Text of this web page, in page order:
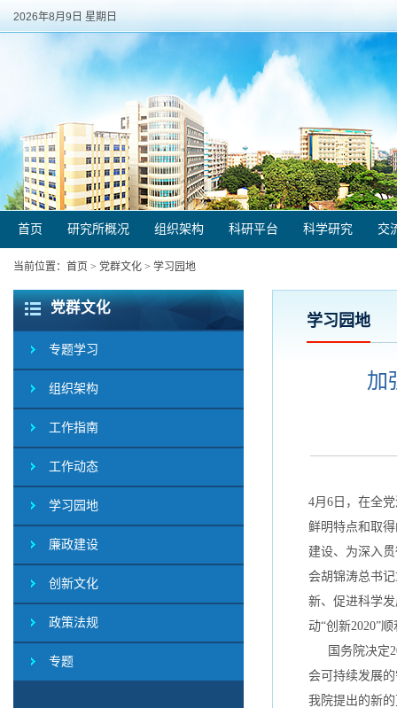
2026年8月9日 星期日
首页 研究所概况 组织架构 科研平台 科学研究 交
当前位置： 首页 > 党群文化 > 学习园地
党群文化
专题学习
组织架构
工作指南
工作动态
学习园地
廉政建设
创新文化
政策法规
专题
学习园地
加
4月6日，在全
鲜明特点和取
建设、为深入
会胡锦涛总书
新、促进科学
动“创新2020”
国务院决定
会可持续发展
我院提出的新